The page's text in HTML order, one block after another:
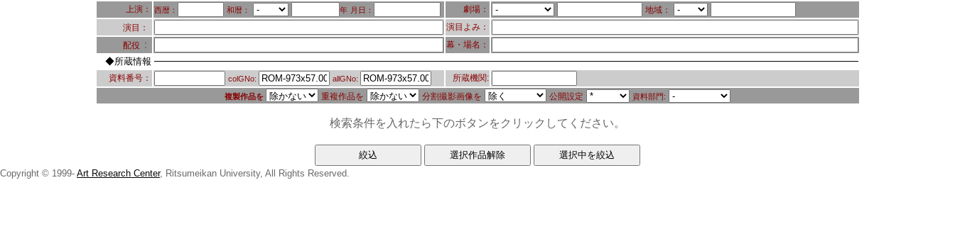
上演： 西暦： 和暦： 年 月日： 劇場：
地域：
演目：
演目よみ：
配役 ： 幕・場名：
◆所蔵情報
資料番号： colGNo: allGNo: 所蔵機関:
複製作品を 重複作品を 分割撮影画像を 公開設定 資料部門:
検索条件を入れたら下のボタンをクリックしてください。
Copyright © 1999- Art Research Center, Ritsumeikan University, All Rights Reserved.